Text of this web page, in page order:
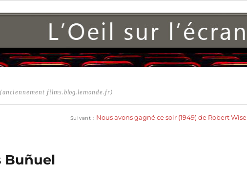
(anciennement films.blog.lemonde.fr)
Suivant Nous avons gagné ce soir (1949) de Robert Wise
Buñuel